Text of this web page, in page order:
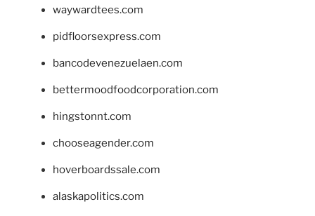
waywardtees.com
pidfloorsexpress.com
bancodevenezuelaen.com
bettermoodfoodcorporation.com
hingstonnt.com
chooseagender.com
hoverboardssale.com
alaskapolitics.com